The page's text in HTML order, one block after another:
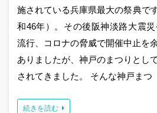
施されている兵庫県最大の祭典で
和46年）。その後阪神淡路大震
流行、コロナの脅威で開催中止を
ありましたが、神戸のまつりとし
されてきました。 そんな神戸まつ
続きを読む